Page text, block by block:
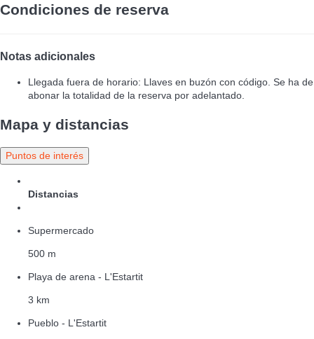
Condiciones de reserva
Notas adicionales
Llegada fuera de horario: Llaves en buzón con código. Se ha de
abonar la totalidad de la reserva por adelantado.
Mapa y distancias
Puntos de interés
Distancias
Supermercado
500 m
Playa de arena - L'Estartit
3 km
Pueblo - L'Estartit